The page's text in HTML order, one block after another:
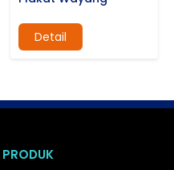
Detail
PRODUK